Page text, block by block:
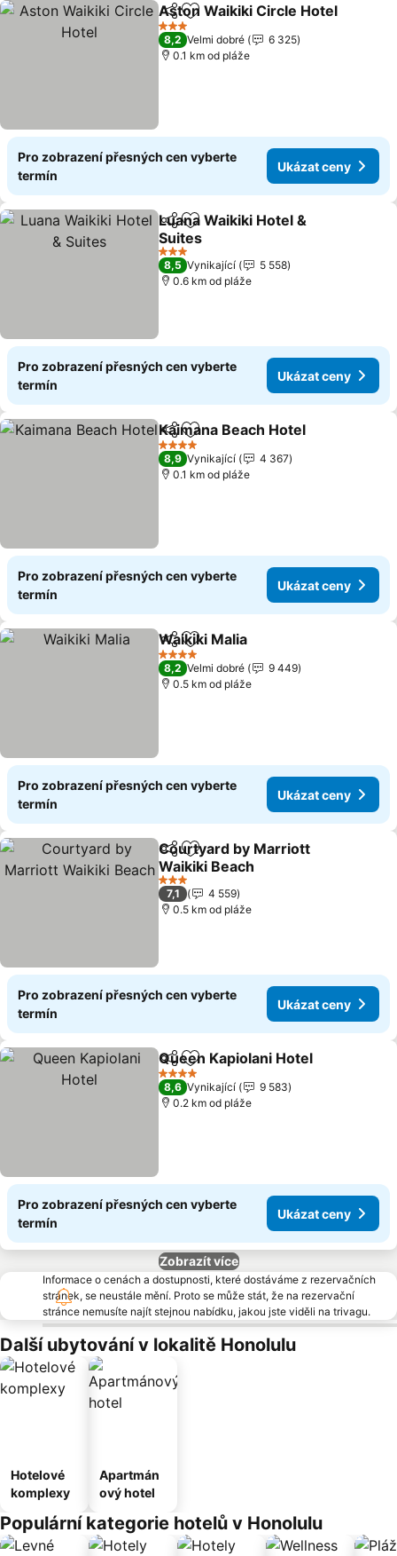
SdíletPřidat na seznam oblíbených
Aston Waikiki Circle Hotel
3 Počet hvězdiček
8,2 Velmi dobré
6 325
0.1 km od pláže
Pro zobrazení přesných cen vyberte
termín
Ukázat ceny
SdíletPřidat na seznam oblíbených
Luana Waikiki Hotel &
Suites
3 Počet hvězdiček
8,5 Vynikající
5 558
0.6 km od pláže
Pro zobrazení přesných cen vyberte
termín
Ukázat ceny
SdíletPřidat na seznam oblíbených
Kaimana Beach Hotel
4 Počet hvězdiček
8,9 Vynikající
4 367
0.1 km od pláže
Pro zobrazení přesných cen vyberte
termín
Ukázat ceny
SdíletPřidat na seznam oblíbených
Waikiki Malia
4 Počet hvězdiček
8,2 Velmi dobré
9 449
0.5 km od pláže
Pro zobrazení přesných cen vyberte
termín
Ukázat ceny
SdíletPřidat na seznam oblíbených
Courtyard by Marriott
Waikiki Beach
3 Počet hvězdiček
7,1
4 559
0.5 km od pláže
Pro zobrazení přesných cen vyberte
termín
Ukázat ceny
SdíletPřidat na seznam oblíbených
Queen Kapiolani Hotel
4 Počet hvězdiček
8,6 Vynikající
9 583
0.2 km od pláže
Pro zobrazení přesných cen vyberte
termín
Ukázat ceny
Zobrazít více
Informace o cenách a dostupnosti, které dostáváme z rezervačních
stránek, se neustále mění. Proto se může stát, že na rezervační
stránce nemusíte najít stejnou nabídku, jakou jste viděli na trivagu.
Další ubytování v lokalitě Honolulu
Hotelové
komplexy
Apartmán
ový hotel
Populární kategorie hotelů v Honolulu